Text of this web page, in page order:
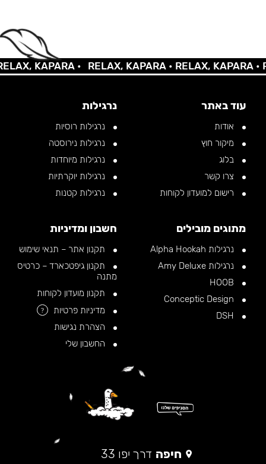
KAPARA • RELAX, KAPARA •RELAX, KAPARA •
עוד באתר
אודות
מיקור חוץ
בלוג
צרו קשר
רישום למועדון לקוחות
נרגילות
נרגילות רוסיות
נרגילות נירוסטה
נרגילות מיוחדות
נרגילות יוקרתיות
נרגילות קטנות
מתוגים מובילים
נרגילות Alpha Hookah
נרגילות Amy Deluxe
חשבון ומדיניות
תקנון אתר – תנאי שימוש
תקנון גיפטכארד – כרטיס
מתנה
תקנון מועדון לקוחות
מדיניות פרטיות
?
הצהרת נגישות
החשבון שלי
חיפה דרך יפו 33